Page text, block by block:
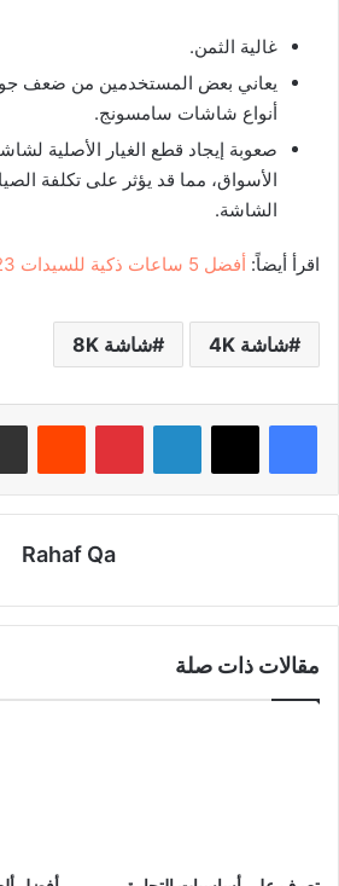
غالية الثمن.
يعاني بعض المستخدمين من ضعف
أنواع شاشات سامسونج.
صعوبة إيجاد قطع الغيار الأصلية
الأسواق، مما قد يؤثر على تكلفة
الشاشة.
اقرأ أيضاً: أفضل 5 ساعات ذكية للسيدات 2023
شاشة 4K شاشة 8K
لينكدإن بينتيريست
Rahaf Qa
مقالات ذات صلة